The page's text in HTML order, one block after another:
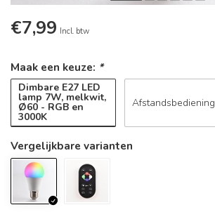
€7,99 Incl. btw
Maak een keuze: *
Dimbare E27 LED
lamp 7W, melkwit,
Ø60 - RGB en
3000K
Afstandsbediening
Vergelijkbare varianten